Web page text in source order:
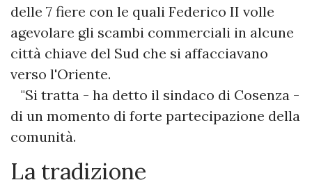
delle 7 fiere con le quali Federico II volle
agevolare gli scambi commerciali in alcune
città chiave del Sud che si affacciavano
verso l'Oriente.
"Si tratta - ha detto il sindaco di Cosenza -
di un momento di forte partecipazione della
comunità.
La tradizione